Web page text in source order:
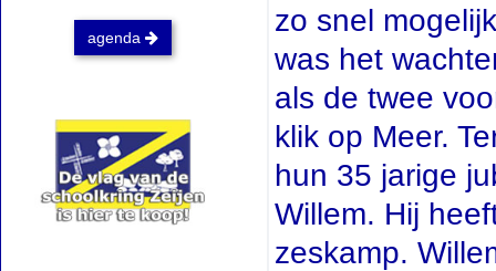
agenda
zo snel
was het
als de twee
klik op Meer.
hun 35 jarige
Willem. Hij
zeskamp.